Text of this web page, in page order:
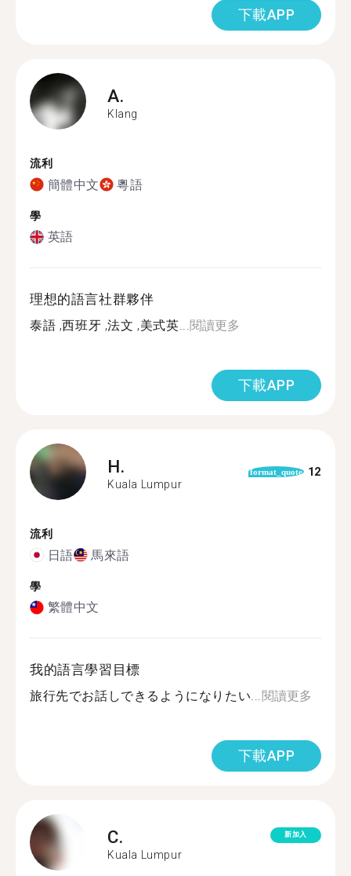
下載APP
A.
Klang
流利
簡體中文 粵語
學
英語
理想的語言社群夥伴
泰語 ,西班牙 ,法文 ,美式英...閱讀更多
下載APP
H.
Kuala Lumpur
format_quote 12
流利
日語 馬來語
學
繁體中文
我的語言學習目標
旅行先でお話しできるようになりたい...閱讀更多
下載APP
C.
Kuala Lumpur
新加入